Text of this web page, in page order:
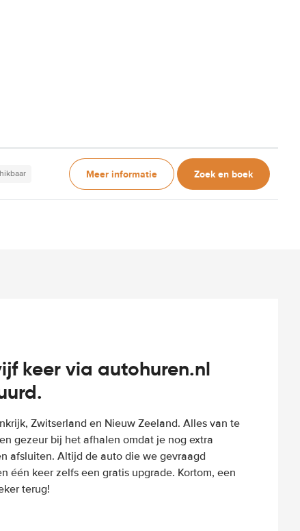
Meer informatie Zoek en boek
keer via autohuren.nl
Zwitserland en Nieuw Zeeland. Alles van te
gezeur bij het afhalen omdat je nog extra
afsluiten. Altijd de auto die we gevraagd
één keer zelfs een gratis upgrade. Kortom, een
terug!